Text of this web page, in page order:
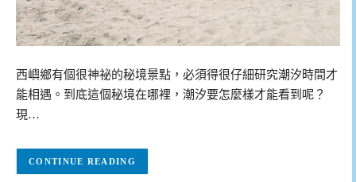
西嶼鄉有個很神祕的秘境景點，必須得很仔細研究潮汐時間才
能相遇。到底這個秘境在哪裡，潮汐要怎麼樣才能看到呢？
現…
CONTINUE READING